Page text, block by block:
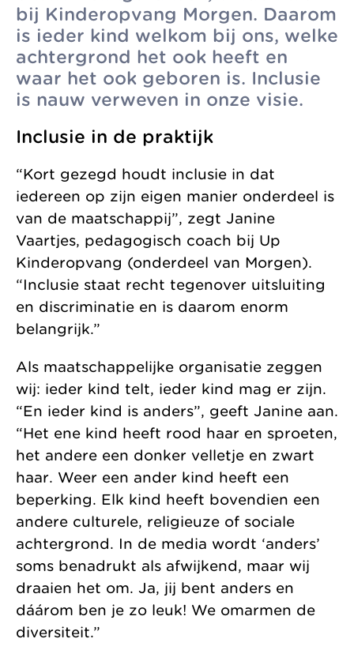
Delft. We werken
zonder
winstoogmerk,
voor de wereld van
morgen.
Gezonde
Kinderopvang
Samenwerkingen
Organisatie
aanbieden.
Allemaal vanuit
één gedeelde visie.
bij Kinderopvang Morgen. Daarom
is ieder kind welkom bij ons, welke
achtergrond het ook heeft en
waar het ook geboren is. Inclusie
is nauw verweven in onze visie.
Inclusie in de praktijk
“Kort gezegd houdt inclusie in dat
iedereen op zijn eigen manier onderdeel is
van de maatschappij”, zegt Janine
Vaartjes, pedagogisch coach bij Up
Kinderopvang (onderdeel van Morgen).
“Inclusie staat recht tegenover uitsluiting
en discriminatie en is daarom enorm
belangrijk.”
Als maatschappelijke organisatie zeggen
wij: ieder kind telt, ieder kind mag er zijn.
“En ieder kind is anders”, geeft Janine aan.
“Het ene kind heeft rood haar en sproeten,
het andere een donker velletje en zwart
haar. Weer een ander kind heeft een
beperking. Elk kind heeft bovendien een
andere culturele, religieuze of sociale
achtergrond. In de media wordt ‘anders’
soms benadrukt als afwijkend, maar wij
draaien het om. Ja, jij bent anders en
dáárom ben je zo leuk! We omarmen de
diversiteit.”